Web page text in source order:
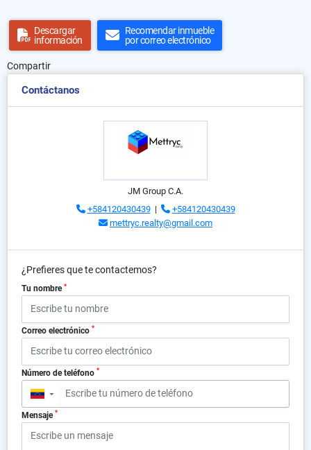
Descargar
información
Recomendar inmueble
por correo electrónico
Compartir
Contáctanos
JM Group C.A.
+584120430439|
+584120430439
mettryc.realty@gmail.com
¿Prefieres que te contactemos?
Tu nombre *
Correo electrónico *
Número de teléfono *
▼
Mensaje *